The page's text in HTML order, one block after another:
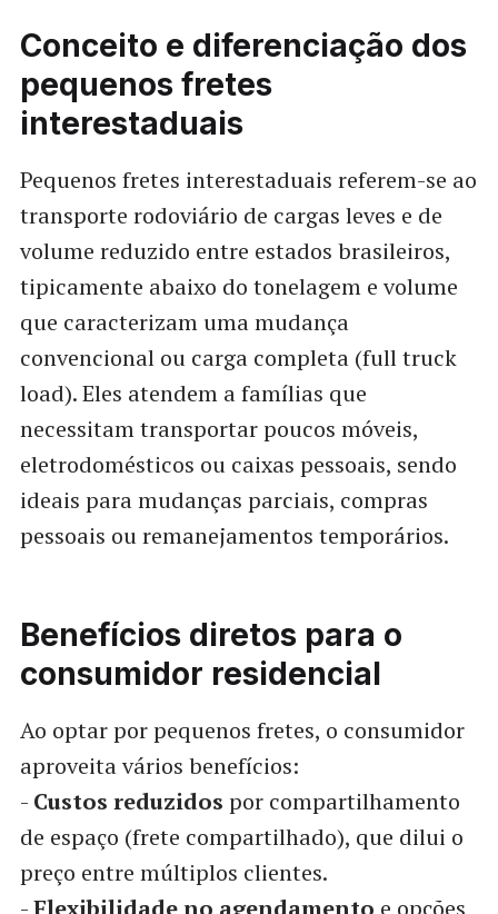
Conceito e diferenciação dos
pequenos fretes
interestaduais
Pequenos fretes interestaduais referem-se ao
transporte rodoviário de cargas leves e de
volume reduzido entre estados brasileiros,
tipicamente abaixo do tonelagem e volume
que caracterizam uma mudança
convencional ou carga completa (full truck
load). Eles atendem a famílias que
necessitam transportar poucos móveis,
eletrodomésticos ou caixas pessoais, sendo
ideais para mudanças parciais, compras
pessoais ou remanejamentos temporários.
Benefícios diretos para o
consumidor residencial
Ao optar por pequenos fretes, o consumidor
aproveita vários benefícios:
- Custos reduzidos por compartilhamento
de espaço (frete compartilhado), que dilui o
preço entre múltiplos clientes.
-Flexibilidade no agendamento e opções